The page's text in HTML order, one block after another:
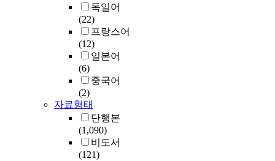
독일어
(22)
프랑스어
(12)
일본어
(6)
중국어
(2)
자료형태
단행본
(1,090)
비도서
(121)